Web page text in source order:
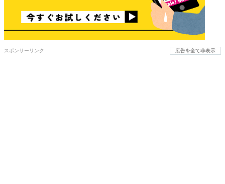
スポンサーリンク 広告を全て非表示